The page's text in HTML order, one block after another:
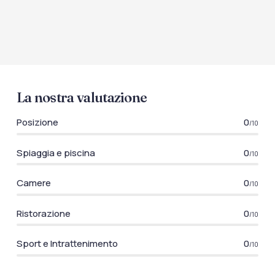
La nostra valutazione
Posizione 0/10
Spiaggia e piscina 0/10
Camere 0/10
Ristorazione 0/10
Sport e Intrattenimento 0/10